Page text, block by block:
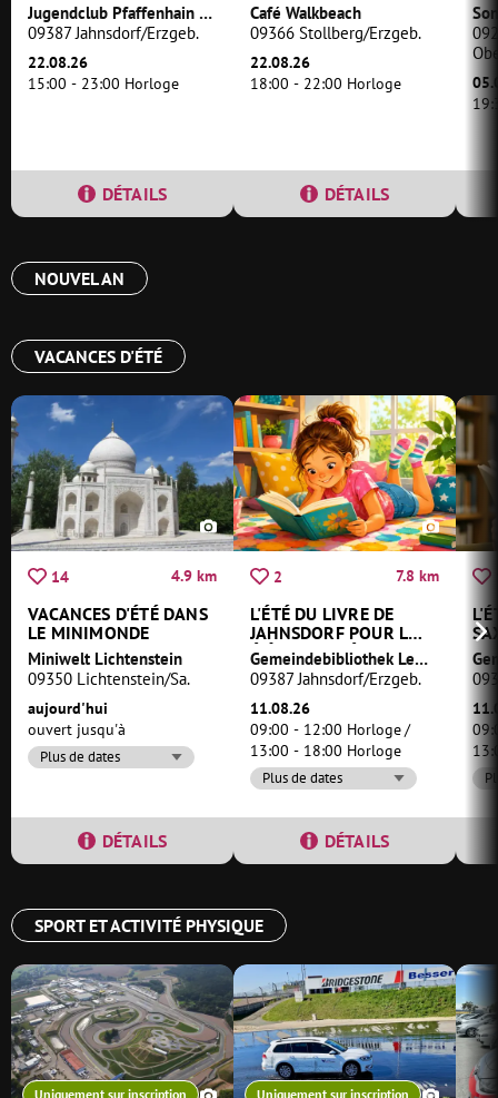
Jugendclub Pfaffenhain e.V.
09387 Jahnsdorf/Erzgeb.
22.08.26
15:00 - 23:00 Horloge
DÉTAILS
Café Walkbeach
09366 Stollberg/Erzgeb.
22.08.26
18:00 - 22:00 Horloge
DÉTAILS
NOUVEL AN
VACANCES D'ÉTÉ
14 4.9 km
VACANCES D'ÉTÉ DANS
LE MINIMONDE
Miniwelt Lichtenstein
09350 Lichtenstein/Sa.
aujourd'hui
ouvert jusqu'à
Plus de dates
DÉTAILS
2 7.8 km
L'ÉTÉ DU LIVRE DE
JAHNSDORF POUR LES
ÉLÈVES DE L'ÉCOLE
PRIMAIRE
Gemeindebibliothek Leukersdorf
09387 Jahnsdorf/Erzgeb.
11.08.26
09:00 - 12:00 Horloge
13:00 - 18:00 Horloge
Plus de dates
DÉTAILS
SPORT ET ACTIVITÉ PHYSIQUE
Uniquement sur inscription Uniquement sur inscription